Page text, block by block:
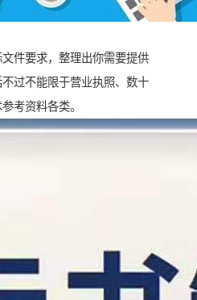
件要求，整理出你需要提供
过不能限于营业执照、数十
考资料各类。